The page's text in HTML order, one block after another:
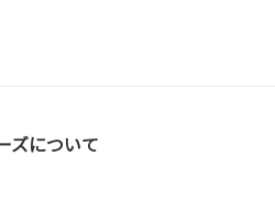
ズについて